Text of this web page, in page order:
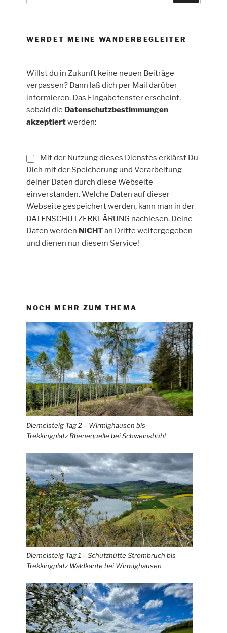
WERDET MEINE WANDERBEGLEITER
Willst du in Zukunft keine neuen Beiträge
verpassen? Dann laß dich per Mail darüber
informieren. Das Eingabefenster erscheint,
sobald die Datenschutzbestimmungen
akzeptiertwerden:
Mit der Nutzung dieses Dienstes erklärst Du
Dich mit der Speicherung und Verarbeitung
deiner Daten durch diese Webseite
einverstanden. Welche Daten auf dieser
Webseite gespeichert werden, kann man in der
DATENSCHUTZERKLÄRUNG nachlesen. Deine
Daten werden NICHTan Dritte weitergegeben
und dienen nur diesem Service!
NOCH MEHR ZUM THEMA
Diemelsteig Tag 2 – Wirmighausen bis
Trekkingplatz Rhenequelle bei Schweinsbühl
Diemelsteig Tag 1 – Schutzhütte Strombruch bis
Trekkingplatz Waldkante bei Wirmighausen